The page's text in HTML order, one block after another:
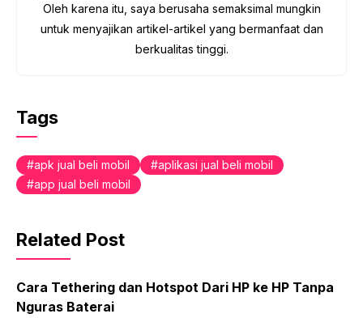
Oleh karena itu, saya berusaha semaksimal mungkin
untuk menyajikan artikel-artikel yang bermanfaat dan
berkualitas tinggi.
Tags
apk jual beli mobil
aplikasi jual beli mobil
app jual beli mobil
Related Post
Cara Tethering dan Hotspot Dari HP ke HP Tanpa
Nguras Baterai